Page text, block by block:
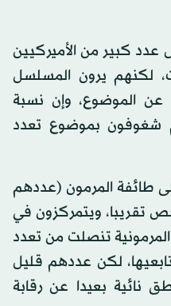
كبير من الأميركيين
لكنهم يرون المسلسل
عن الموضوع، وإن نسبة
شغوفون بموضوع تعدد
طائفة المرمون (عددهم
تقريبا، ويتمركزون في
المرمونية تنصلت من تعدد
لكن عددهم قليل
نائية بعيدا عن رقابة